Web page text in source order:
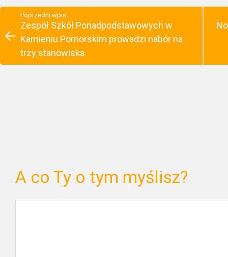
Poprzedni wpis
Zespół Szkół Ponadpodstawowych w
Kamieniu Pomorskim prowadzi nabór na
trzy stanowiska
A co Ty o tym myślisz?